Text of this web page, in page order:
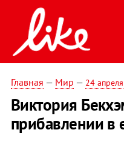
Главная — Мир — 24
Виктория
прибавлении в